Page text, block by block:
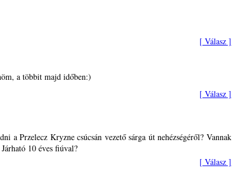
[ Válasz ]
a többit majd időben:)
[ Válasz ]
a Przelecz Kryzne csúcsán vezető sárga út nehézségéről? Vannak
10 éves fiúval?
[ Válasz ]